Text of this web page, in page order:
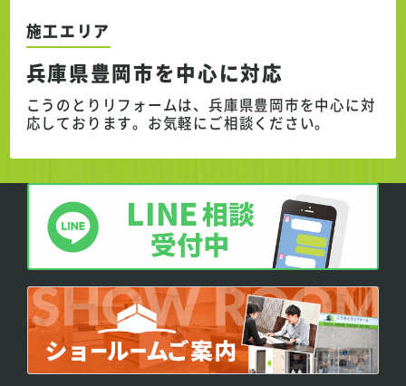
施工エリア
兵庫県豊岡市を中心に対応
こうのとりリフォームは、兵庫県豊岡市を中心に対
応しております。 お気軽にご相談ください。